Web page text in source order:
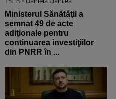
Ministerul Sănătăţii a
semnat 49 de acte
adiţionale pentru
continuarea investiţiilor
din PNRR în ...